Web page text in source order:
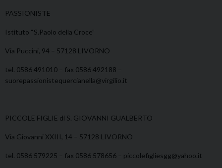
PASSIONISTE
Istituto “S.Paolo della Croce”
Via Puccini, 94 – 57128 LIVORNO
tel. 0586 491010 – fax 0586 492188 –
suorepassionistequercianella@virgilio.it
PICCOLE FIGLIE di S. GIOVANNI GUALBERTO
Via Giovanni XXIII, 14 – 57128 LIVORNO
tel. 0586 579225 – fax 0586 578656 – piccolefigliesgg@yahoo.it